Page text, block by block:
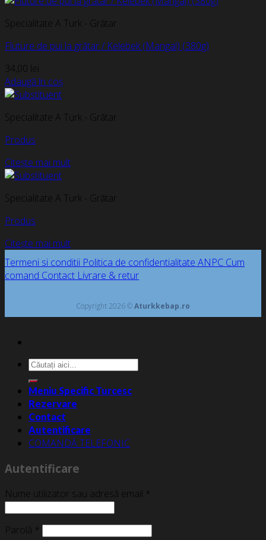
Specialitate A Turk - Grătar
Fluture de pui la grătar / Kelebek (Mangal) (380g)
34,00 lei
Adaugă în coș
Specialitate A Turk - Grătar
Produs
Citește mai mult
Specialitate A Turk - Grătar
Produs
Citește mai mult
Termeni si conditii Politica de confidentialitate ANPC Cum
comand Contact Livrare & retur
Copyright 2026 ©Aturkkebap.ro
Caută
după:
Meniu Specific Turcesc
Rezervare
Contact
Autentificare
COMANDĂ TELEFONIC
Autentificare
Nume utilizator sau adresă email *
Parolă *